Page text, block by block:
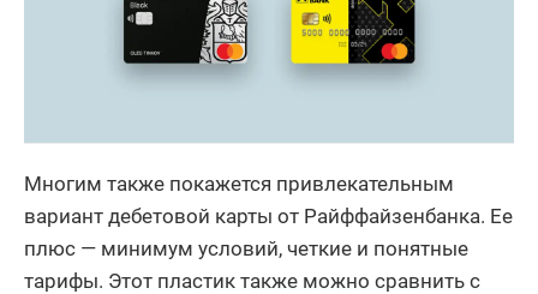
Многим также покажется привлекательным
вариант дебетовой карты от Райффайзенбанка. Ее
плюс — минимум условий, четкие и понятные
тарифы. Этот пластик также можно сравнить с